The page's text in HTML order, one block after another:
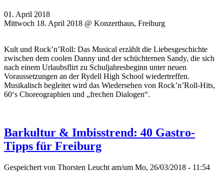
01. April 2018
Mittwoch 18. April 2018 @ Konzerthaus, Freiburg
Kult und Rock’n’Roll: Das Musical erzählt die Liebesgeschichte
zwischen dem coolen Danny und der schüchternen Sandy, die sich
nach einem Urlaubsflirt zu Schuljahresbeginn unter neuen
Voraussetzungen an der Rydell High School wiedertreffen.
Musikalisch begleitet wird das Wiedersehen von Rock’n’Roll-Hits,
60‘s Choreographien und „frechen Dialogen“.
Barkultur & Imbisstrend: 40 Gastro-
Tipps für Freiburg
Gespeichert von Thorsten Leucht am/um Mo, 26/03/2018 - 11:54